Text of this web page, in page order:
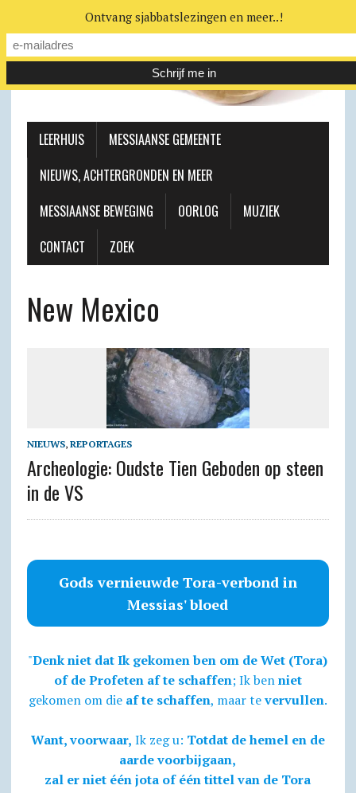
LEERHUIS
MESSIAANSE GEMEENTE
NIEUWS, ACHTERGRONDEN EN MEER
MESSIAANSE BEWEGING
OORLOG
MUZIEK
CONTACT
ZOEK
New Mexico
NIEUWS, REPORTAGES
Archeologie: Oudste Tien Geboden op steen
in de VS
Gods vernieuwde Tora-verbond in
Messias' bloed
"Denk niet dat Ik gekomen ben om de Wet (Tora)
of de Profeten af te schaffen; Ik benniet
gekomen om die af te schaffen, maar tevervullen.
Want, voorwaar, Ik zeg u: Totdat de hemel en de
aarde voorbijgaan,
zal er niet één jota of één tittel van de Tora
Ontvang sjabbatslezingen en meer..!